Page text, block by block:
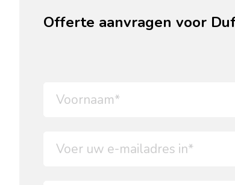
Offerte aanvragen voor